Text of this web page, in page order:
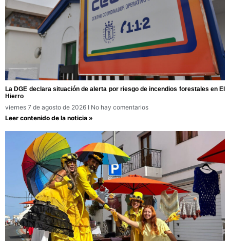
La DGE declara situación de alerta por riesgo de incendios forestales en El
Hierro
viernes 7 de agosto de 2026
No hay comentarios
Leer contenido de la noticia »